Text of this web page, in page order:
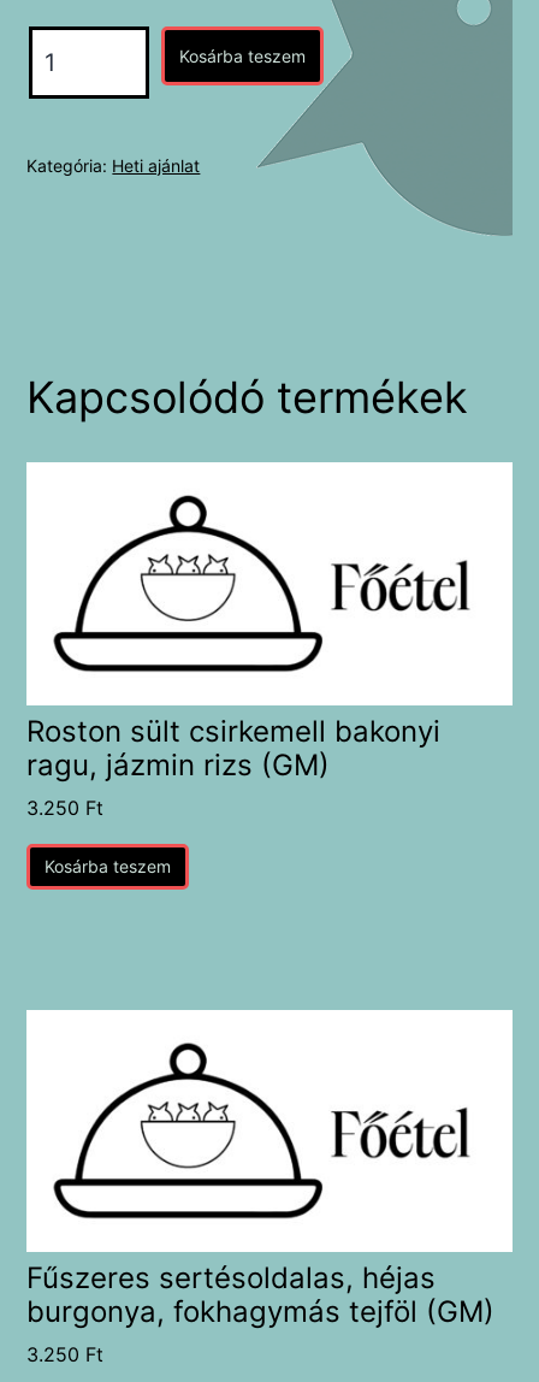
túrós
Kosárba teszem
Kategória: Heti ajánlat
Kapcsolódó termékek
Roston sült csirkemell bakonyi
ragu, jázmin rizs (GM)
3.250 Ft
Kosárba teszem
Fűszeres sertésoldalas, héjas
burgonya, fokhagymás tejföl (GM)
3.250 Ft